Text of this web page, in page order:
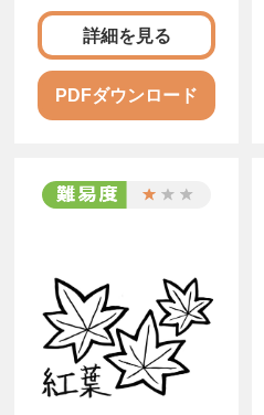
といえば、赤や黄色な
詳細を見る
PDFダウンロード